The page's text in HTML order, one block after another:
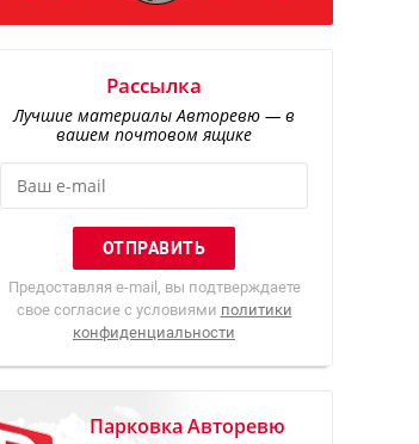
Рассылка
Лучшие материалы Авторевю — в
вашем почтовом ящике
Предоставляя e-mail, вы подтверждаете
свое согласие с условиями политики
конфиденциальности
Парковка Авторевю